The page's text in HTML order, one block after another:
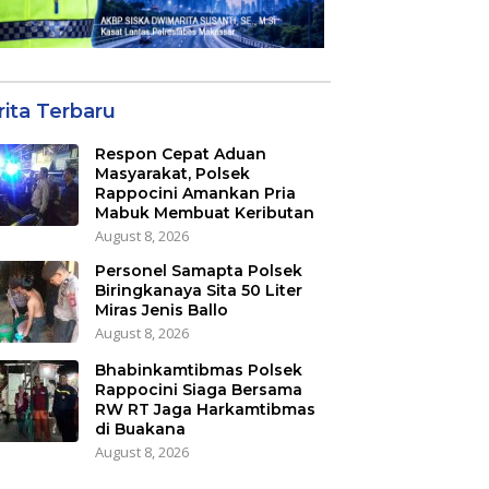
Terbaru
Respon Cepat Aduan
Masyarakat, Polsek
Rappocini Amankan Pria
Mabuk Membuat Keributan
August 8, 2026
Personel Samapta Polsek
Biringkanaya Sita 50 Liter
Miras Jenis Ballo
August 8, 2026
Bhabinkamtibmas Polsek
Rappocini Siaga Bersama
RW RT Jaga Harkamtibmas
di Buakana
August 8, 2026